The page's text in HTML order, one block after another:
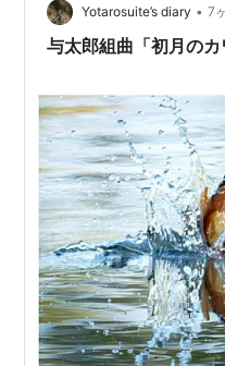
Yotarosuite’s diary • 7
与太郎組曲「初月のカ